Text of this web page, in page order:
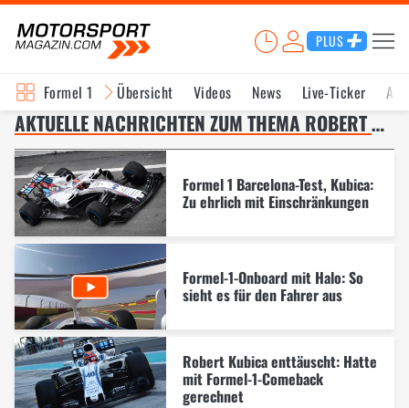
PLUS
Formel 1 Übersicht Videos News Live-Ticker
AKTUELLE NACHRICHTEN ZUM THEMA ROBERT KUBICA – SEITE 9
Formel 1 Barcelona-Test, Kubica:
Zu ehrlich mit Einschränkungen
Formel-1-Onboard mit Halo: So
sieht es für den Fahrer aus
Robert Kubica enttäuscht: Hatte
mit Formel-1-Comeback
gerechnet